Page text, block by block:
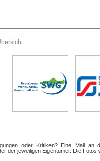
oder Kritiken? Eine Mail an
der jeweiligen Eigentümer. Die Fotos